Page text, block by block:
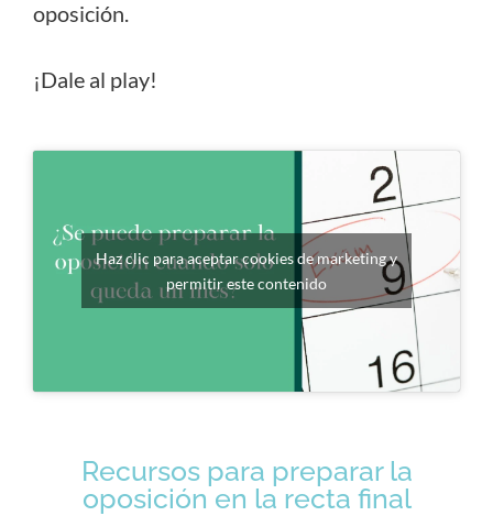
oposición.
¡Dale al play!
Haz clic para aceptar cookies de marketing y
permitir este contenido
Recursos para preparar la
oposición en la recta final